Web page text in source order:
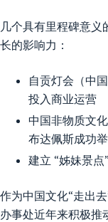
几个具有里程碑意
长的影响力：
自贡灯会（中
投入商业运营
中国非物质文
布达佩斯成功
建立 “姊妹景
作为中国文化“走出
办事处近年来积极